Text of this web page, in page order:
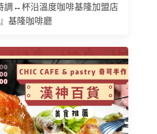
調↔杯沿溫度咖啡基隆加盟店
』基隆咖啡廳